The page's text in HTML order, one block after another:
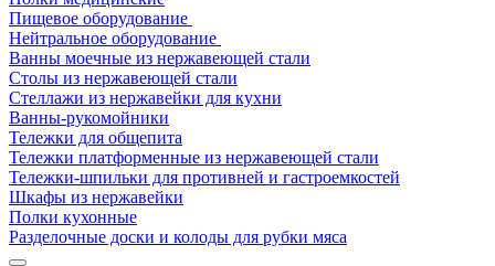
Пищевое оборудование
Нейтральное оборудование
Ванны моечные из нержавеющей стали
Столы из нержавеющей стали
Стеллажи из нержавейки для кухни
Ванны-рукомойники
Тележки для общепита
Тележки платформенные из нержавеющей стали
Тележки-шпильки для противней и гастроемкостей
Шкафы из нержавейки
Полки кухонные
Разделочные доски и колоды для рубки мяса